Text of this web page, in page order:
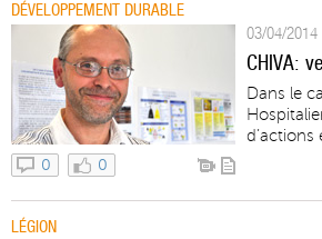
DÉVELOPPEMENT DURABLE
0 0
03/04/2014
CHIVA:
Dans le
LÉGION